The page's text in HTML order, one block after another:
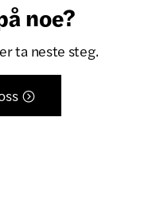
noe?
ta neste steg.
